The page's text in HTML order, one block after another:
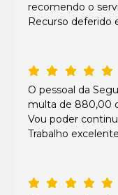
recomendo o
Recurso deferido
O pessoal da
multa de 880,00
Vou poder
Trabalho